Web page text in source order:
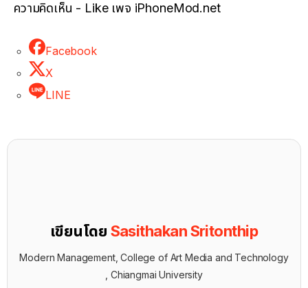
ความคิดเห็น - Like เพจ iPhoneMod.net
Facebook
X
LINE
เขียนโดย Sasithakan Sritonthip
Modern Management, College of Art Media and Technology
, Chiangmai University